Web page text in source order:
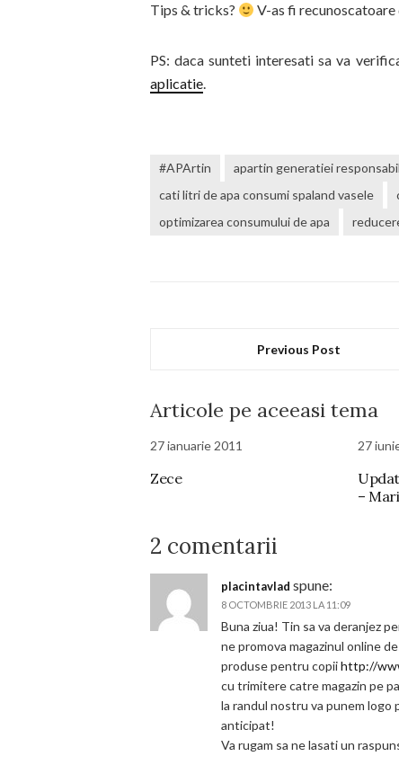
Tips & tricks? V-as fi
PS: daca sunteti interesati sa va
aplicatie.
#APArtin apartin generatiei
cati litri de apa consumi spaland vasele
optimizarea consumului de apa
Previous Post
Articole pe aceeasi tema
27 ianuarie 2011
Zece
27
–
2 comentarii
placintavlad spune:
8 OCTOMBRIE 2013 LA 11:09
Buna ziua! Tin sa va deranjez
ne promova magazinul online
produse pentru copiihttp://
cu trimitere catre magazin pe
la randul nostru va punem logo
anticipat!
Va rugam sa ne lasati un